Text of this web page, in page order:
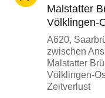
Malstatter
Völklingen-
A620,
zwischen
Malstatter
Völklingen-
Zeitverlust